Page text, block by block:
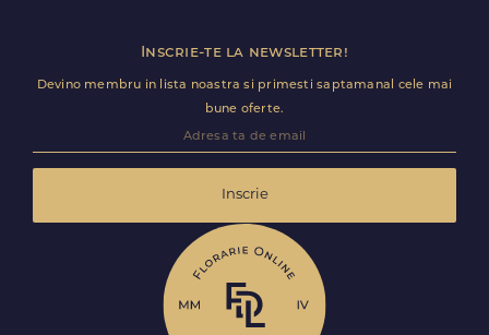
Inscrie-te la newsletter!
Devino membru in lista noastra si primesti saptamanal cele mai
bune oferte.
Inscrie